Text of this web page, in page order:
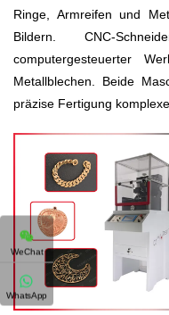
Ringe, Armreifen und
Bildern. CNC-
computergesteuerter
Metallblechen. Beide
präzise Fertigung
WeChat
WhatsApp